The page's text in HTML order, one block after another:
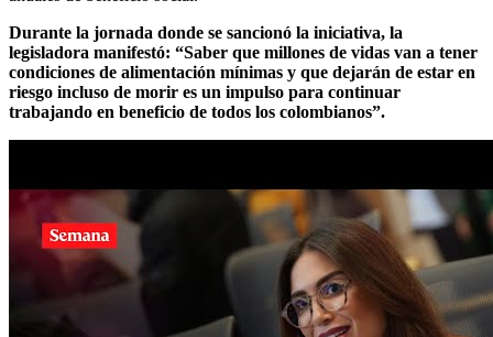
Durante la jornada donde se sancionó la iniciativa, la
legisladora manifestó: “Saber que millones de vidas van a tener
condiciones de alimentación mínimas y que dejarán de estar en
riesgo incluso de morir es un impulso para continuar
trabajando en beneficio de todos los colombianos”.